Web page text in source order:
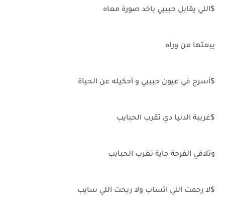
$اللي يقابل حبيبي ياخد صورة معاه
يبعتها من وراه
$أسرح في عيون حبيبي و أحكيله عن الحياة
$غريبة الدنيا دي تقرب الحبايب
وتلاقي الفرحة جاية تغرب الحبايب
$لا رحمت اللي اتساب ولا ريحت اللي سايب